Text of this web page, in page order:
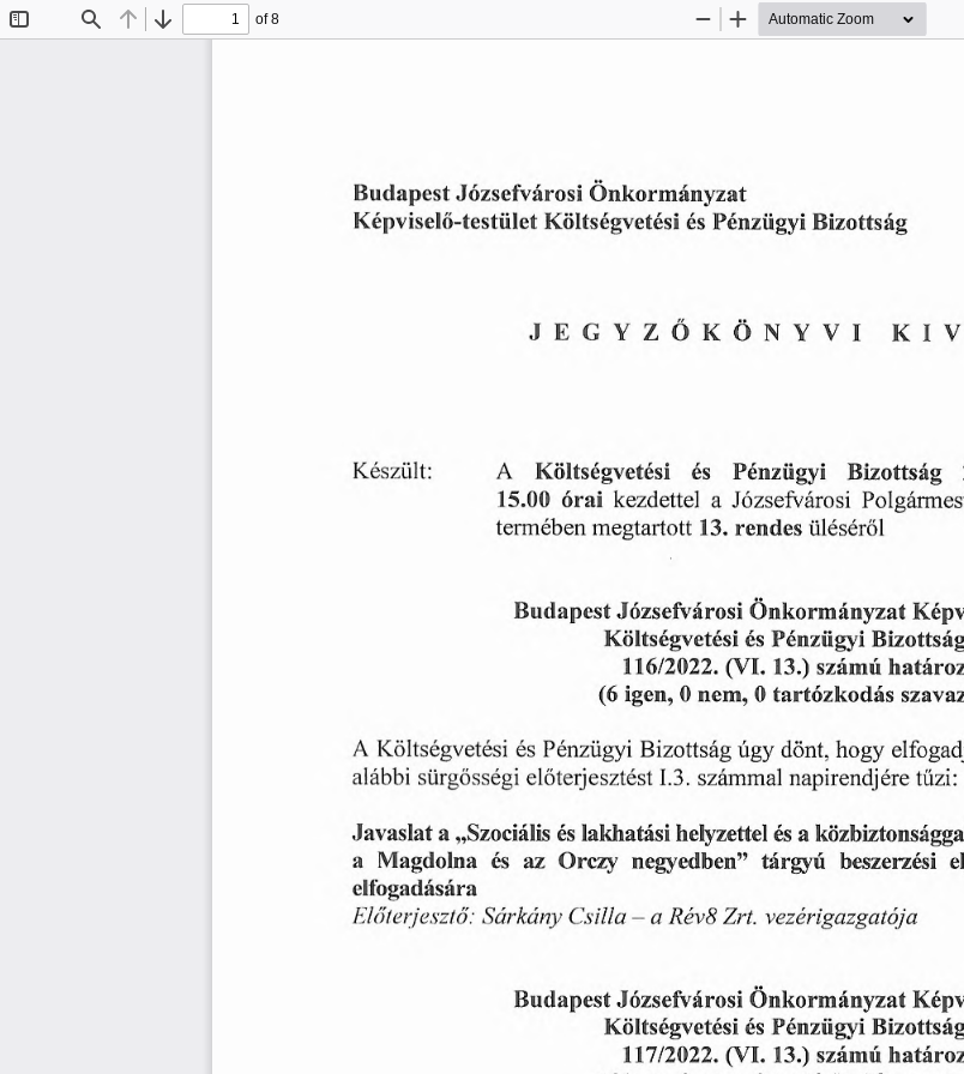
Find Previous
Next
of 8
Zoom
Zoom
Budapest Józsefvárosi Önkormányzat
Képviselő-testület Költségvetési és Pénzügyi Bizottság
JEGYZŐKÖNYVI
Készült: A Költségvetési és Pénzügyi Bizottság
15.00 órai kezdettel a Józsefvárosi
termében megtartott 13. rendes üléséről
Budapest Józsefvárosi Önkormányzat
Költségvetési és Pénzügyi
116/2022. (VI. 13.) számú
(6 igen, 0 nem, 0 tartózkodás
A Költségvetési és Pénzügyi Bizottság úgy dönt, hogy
alábbi sürgősségi előterjesztést 1.3. számmal napirendjére tűzi:
Javaslat a „Szociális és lakhatási helyzettel és a
a
Magdolna és az Orczy negyedben” tárgyú beszerzési
elfogadására
Előterjesztő: Sárkány Csilla - a Rév8 Zrt. vezérigazgatója
Budapest Józsefvárosi Önkormányzat
Költségvetési és Pénzügyi
117/2022. (VI. 13.) számú